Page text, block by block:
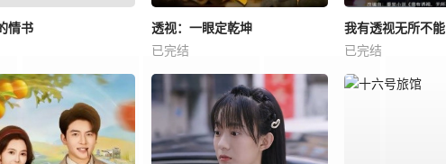
情书
透视：一眼定乾坤
已完结
我有透视无所不能
已完结